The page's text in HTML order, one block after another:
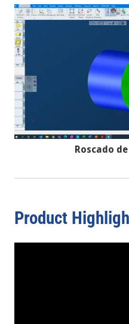
Roscado
Product